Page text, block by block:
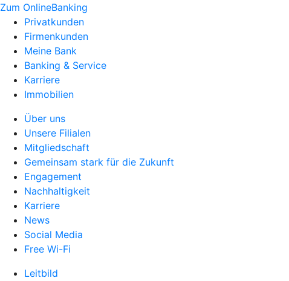
Zum OnlineBanking
Privatkunden
Firmenkunden
Meine Bank
Banking & Service
Karriere
Immobilien
Über uns
Unsere Filialen
Mitgliedschaft
Gemeinsam stark für die Zukunft
Engagement
Nachhaltigkeit
Karriere
News
Social Media
Free Wi-Fi
Leitbild